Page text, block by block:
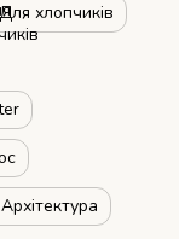
Для хлопчиків